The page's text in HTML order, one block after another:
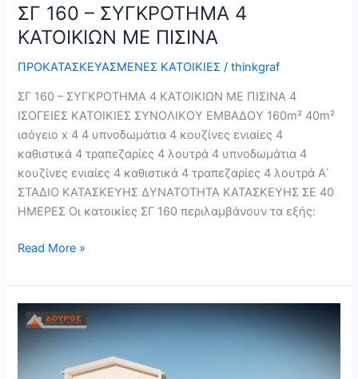
ΣΓ 160 – ΣΥΓΚΡΟΤΗΜΑ 4
ΚΑΤΟΙΚΙΩΝ ΜΕ ΠΙΣΙΝΑ
ΠΡΟΚΑΤΑΣΚΕΥΑΣΜΕΝΕΣ ΚΑΤΟΙΚΙΕΣ /thinkgraf
ΣΓ 160 – ΣΥΓΚΡΟΤΗΜΑ 4 ΚΑΤΟΙΚΙΩΝ ΜΕ ΠΙΣΙΝΑ 4
ΙΣΟΓΕΙΕΣ ΚΑΤΟΙΚΙΕΣ ΣΥΝΟΛΙΚΟΥ ΕΜΒΑΔΟΥ 160m² 40m²
ισόγειο x 4 4 υπνοδωμάτια 4 κουζίνες ενιαίες 4
καθιστικά 4 τραπεζαρίες 4 λουτρά 4 υπνοδωμάτια 4
κουζίνες ενιαίες 4 καθιστικά 4 τραπεζαρίες 4 λουτρά Α΄
ΣΤΑΔΙΟ ΚΑΤΑΣΚΕΥΗΣ ΔΥΝΑΤΟΤΗΤΑ ΚΑΤΑΣΚΕΥΗΣ ΣΕ 40
ΗΜΕΡΕΣ Οι κατοικίες ΣΓ 160 περιλαμβάνουν τα εξής:
Read More »
ΣΓ
100
ΣΥΓΚΡΟΤΗΜΑ